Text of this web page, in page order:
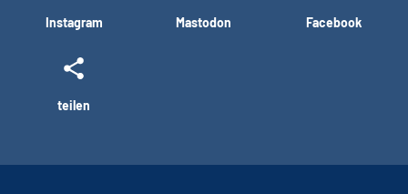
Instagram Mastodon Facebook
teilen